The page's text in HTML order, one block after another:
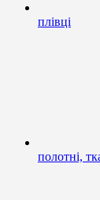
плівці
полотні,